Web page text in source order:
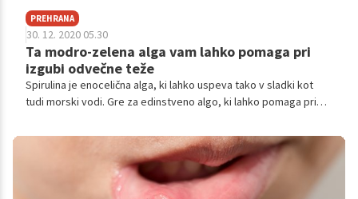
PREHRANA
30. 12. 2020 05.30
Ta modro-zelena alga vam lahko pomaga pri
izgubi odvečne teže
Spirulina je enocelična alga, ki lahko uspeva tako v sladki kot
tudi morski vodi. Gre za edinstveno algo, ki lahko pomaga pri
spiruline lahko vpliva na padec vrednosti slabega holesterola v
krvi, znižanje krvnega tlaka in posledično zmanjšanje tveganja za
nastanek srčno žilnih bolezni. Vendar previdno.